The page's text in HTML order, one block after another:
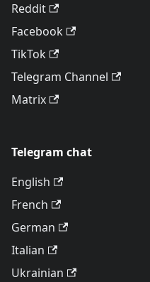
Reddit
Facebook
TikTok
Telegram Channel
Matrix
Telegram chat
English
French
German
Italian
Ukrainian